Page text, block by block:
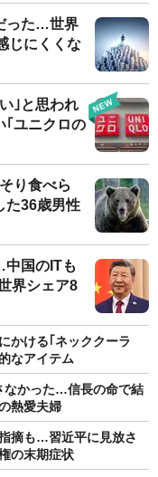
った…世界
じにくくな
｣と思われ
｢ユニクロの
り食べら
た36歳男性
国のITも
界シェア8
かける｢ネッククーラ
なアイテム
なかった…信長の命で結
熱愛夫婦
摘も…習近平に見放さ
の末期症状